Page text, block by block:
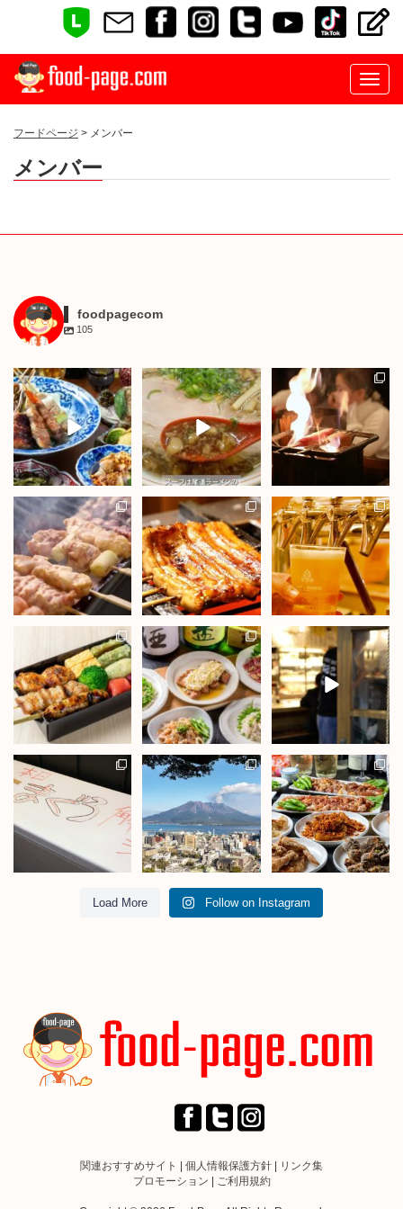
フードページ > メンバー
メンバー
foodpagecom
105
Load More Follow on Instagram
関連おすすめサイト 個人情報保護方針
リンク集
プロモーション
ご利用規約